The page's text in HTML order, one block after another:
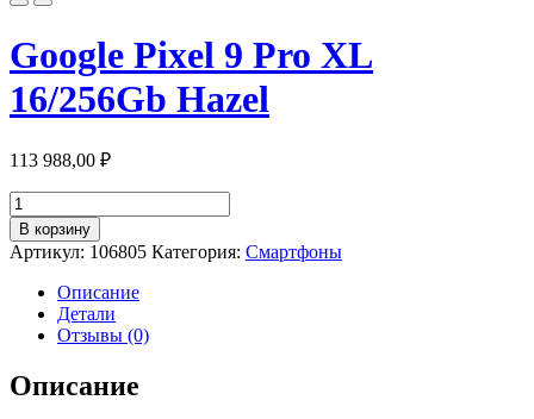
Google Pixel 9 Pro XL
16/256Gb Hazel
113 988,00 ₽
Количество
товара
Google
Pixel
16/256Gb
Hazel
В корзину
Артикул: 106805 Категория: Смартфоны
Описание
Детали
Отзывы (0)
Описание